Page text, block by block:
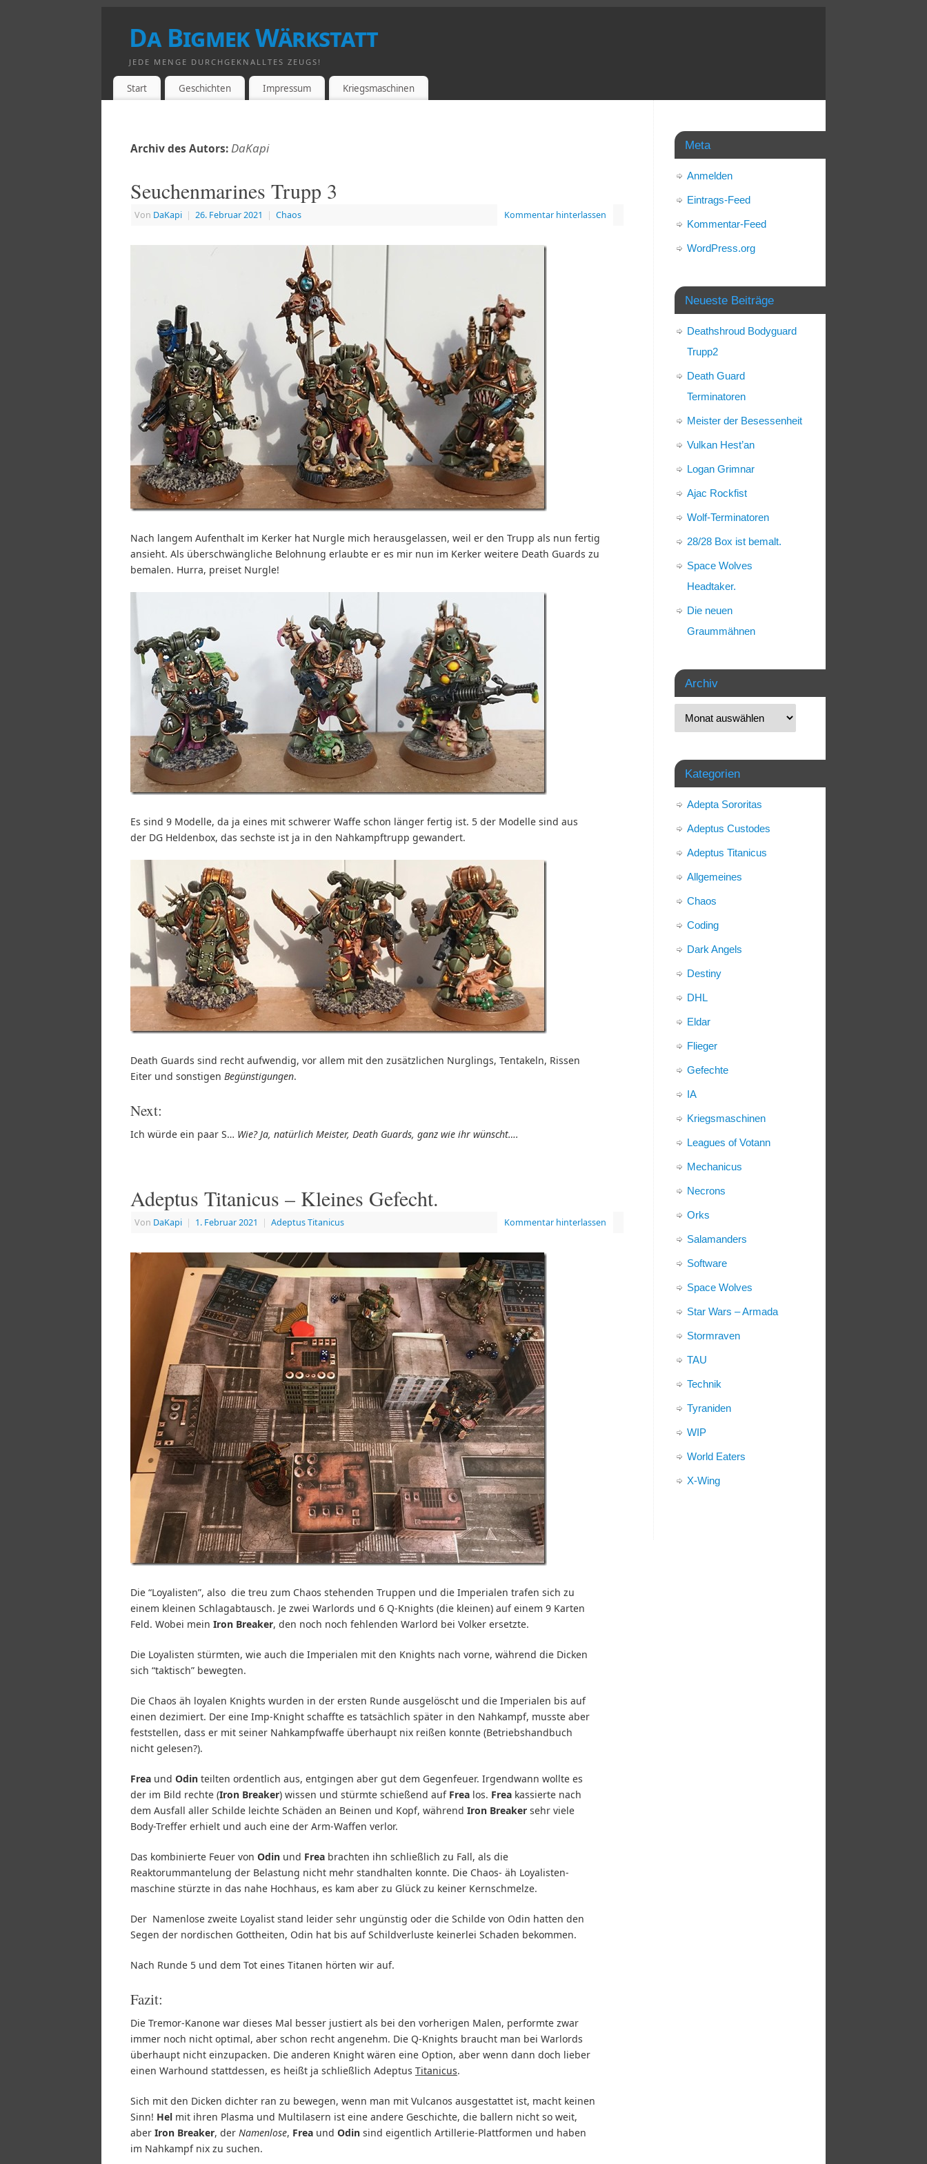
Da Bigmek Wärkstatt
JEDE MENGE DURCHGEKNALLTES ZEUGS!
Start Geschichten Impressum Kriegsmaschinen
Archiv des Autors:DaKapi
Seuchenmarines Trupp 3
Von DaKapi | 26. Februar 2021 | Chaos Kommentar hinterlassen
Nach langem Aufenthalt im Kerker hat Nurgle mich herausgelassen, weil er den Trupp als nun fertig
ansieht. Als überschwängliche Belohnung erlaubte er es mir nun im Kerker weitere Death Guards zu
bemalen. Hurra, preiset Nurgle!
Es sind 9 Modelle, da ja eines mit schwerer Waffe schon länger fertig ist. 5 der Modelle sind aus
der DG Heldenbox, das sechste ist ja in den Nahkampftrupp gewandert.
Death Guards sind recht aufwendig, vor allem mit den zusätzlichen Nurglings, Tentakeln, Rissen
Eiter und sonstigen Begünstigungen.
Next:
Ich würde ein paar S… Wie? Ja, natürlich Meister, Death Guards, ganz wie ihr wünscht….
Adeptus Titanicus – Kleines Gefecht.
Von DaKapi | 1. Februar 2021 | Adeptus Titanicus Kommentar hinterlassen
Die “Loyalisten”, also die treu zum Chaos stehenden Truppen und die Imperialen trafen sich zu
einem kleinen Schlagabtausch. Je zwei Warlords und 6 Q-Knights (die kleinen) auf einem 9 Karten
Feld. Wobei mein Iron Breaker, den noch noch fehlenden Warlord bei Volker ersetzte.
Die Loyalisten stürmten, wie auch die Imperialen mit den Knights nach vorne, während die Dicken
sich “taktisch” bewegten.
Die Chaos äh loyalen Knights wurden in der ersten Runde ausgelöscht und die Imperialen bis auf
einen dezimiert. Der eine Imp-Knight schaffte es tatsächlich später in den Nahkampf, musste aber
feststellen, dass er mit seiner Nahkampfwaffe überhaupt nix reißen konnte (Betriebshandbuch
nicht gelesen?).
Frea und Odin teilten ordentlich aus, entgingen aber gut dem Gegenfeuer. Irgendwann wollte es
der im Bild rechte (Iron Breaker) wissen und stürmte schießend auf Frea los. Frea kassierte nach
dem Ausfall aller Schilde leichte Schäden an Beinen und Kopf, während Iron Breaker sehr viele
Body-Treffer erhielt und auch eine der Arm-Waffen verlor.
Das kombinierte Feuer von Odin und Frea brachten ihn schließlich zu Fall, als die
Reaktorummantelung der Belastung nicht mehr standhalten konnte. Die Chaos- äh Loyalisten-
maschine stürzte in das nahe Hochhaus, es kam aber zu Glück zu keiner Kernschmelze.
Der Namenlose zweite Loyalist stand leider sehr ungünstig oder die Schilde von Odin hatten den
Segen der nordischen Gottheiten, Odin hat bis auf Schildverluste keinerlei Schaden bekommen.
Nach Runde 5 und dem Tot eines Titanen hörten wir auf.
Fazit:
Die Tremor-Kanone war dieses Mal besser justiert als bei den vorherigen Malen, performte zwar
immer noch nicht optimal, aber schon recht angenehm. Die Q-Knights braucht man bei Warlords
überhaupt nicht einzupacken. Die anderen Knight wären eine Option, aber wenn dann doch lieber
einen Warhound stattdessen, es heißt ja schließlich Adeptus Titanicus.
Sich mit den Dicken dichter ran zu bewegen, wenn man mit Vulcanos ausgestattet ist, macht keinen
Sinn! Hel mit ihren Plasma und Multilasern ist eine andere Geschichte, die ballern nicht so weit,
aber Iron Breaker, der Namenlose, Frea und Odin sind eigentlich Artillerie-Plattformen und haben
im Nahkampf nix zu suchen.
Meta
Anmelden
Eintrags-Feed
Kommentar-Feed
WordPress.org
Neueste Beiträge
Deathshroud Bodyguard
Trupp2
Death Guard
Terminatoren
Meister der Besessenheit
Vulkan Hest’an
Logan Grimnar
Ajac Rockfist
Wolf-Terminatoren
28/28 Box ist bemalt.
Space Wolves
Headtaker.
Die neuen
Graummähnen
Archiv
Kategorien
Adepta Sororitas
Adeptus Custodes
Adeptus Titanicus
Allgemeines
Chaos
Coding
Dark Angels
Destiny
DHL
Eldar
Flieger
Gefechte
IA
Kriegsmaschinen
Leagues of Votann
Mechanicus
Necrons
Orks
Salamanders
Software
Space Wolves
Star Wars – Armada
Stormraven
TAU
Technik
Tyraniden
WIP
World Eaters
X-Wing